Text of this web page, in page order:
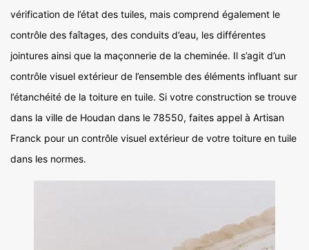
vérification de l’état des tuiles, mais comprend également le
contrôle des faîtages, des conduits d’eau, les différentes
jointures ainsi que la maçonnerie de la cheminée. Il s’agit d’un
contrôle visuel extérieur de l’ensemble des éléments influant sur
l’étanchéité de la toiture en tuile. Si votre construction se trouve
dans la ville de Houdan dans le 78550, faites appel à Artisan
Franck pour un contrôle visuel extérieur de votre toiture en tuile
dans les normes.